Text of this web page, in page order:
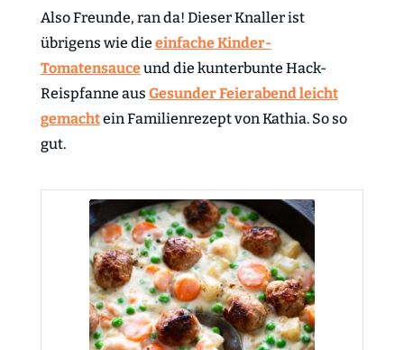
Also Freunde, ran da! Dieser Knaller ist
übrigens wie die einfache Kinder-
Tomatensauceund die kunterbunte Hack-
Reispfanne aus Gesunder Feierabend leicht
gemachtein Familienrezept von Kathia. So so
gut.